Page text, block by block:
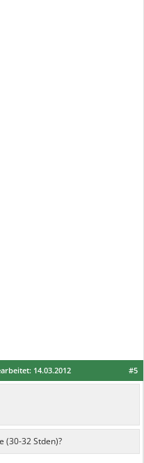
#5
14.03.2012
(30-32 Stden)?